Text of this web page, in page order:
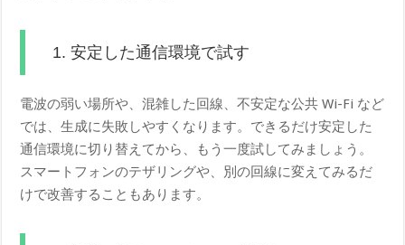
1. 安定した通信環境で試す
電波の弱い場所や、混雑した回線、不安定な公共 Wi-Fi など
では、生成に失敗しやすくなります。できるだけ安定した
通信環境に切り替えてから、もう一度試してみましょう。
スマートフォンのテザリングや、別の回線に変えてみるだ
けで改善することもあります。